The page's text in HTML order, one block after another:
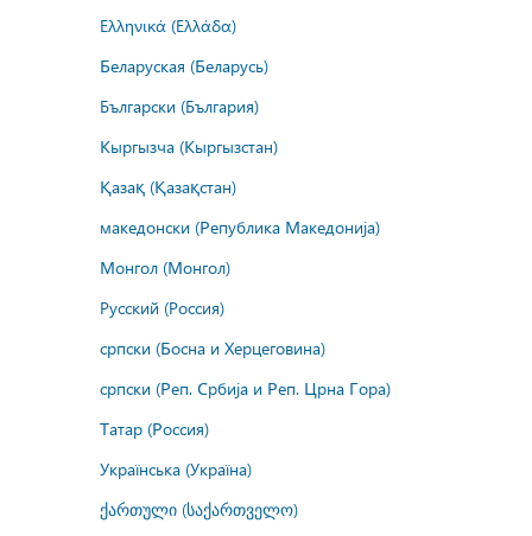
Ελληνικά (Ελλάδα)
Беларуская (Беларусь)
Български (България)
Кыргызча (Кыргызстан)
Қазақ (Қазақстан)
македонски (Република Македонија)
Монгол (Монгол)
Русский (Россия)
српски (Босна и Херцеговина)
српски (Реп. Србија и Реп. Црна Гора)
Татар (Россия)
Українська (Україна)
ქართული (საქართველო)